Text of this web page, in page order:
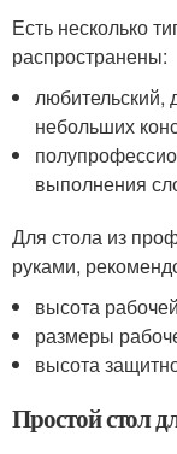
Есть несколько
распространены:
любительский,
небольших
выполнения
Для стола из
руками,
высота
размеры
высота
Простой стол